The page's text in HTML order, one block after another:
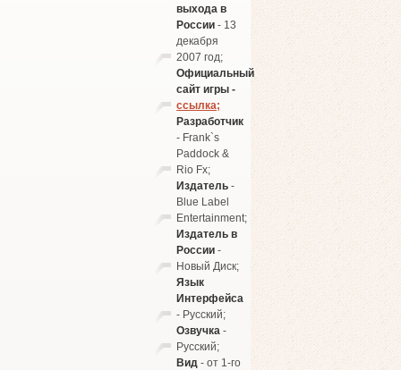
выхода в
России- 13
декабря
2007 год;
Официальный
сайт игры -
ссылка;
Разработчик
- Frank`s
Paddock &
Rio Fx;
Издатель-
Blue Label
Entertainment;
Издатель в
России-
Новый Диск;
Язык
Интерфейса
- Русский;
Озвучка-
Русский;
Вид- от 1-го